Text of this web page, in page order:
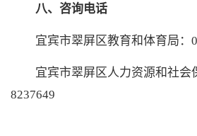
八、 咨询电话
宜宾市翠屏区教育和体育局：
宜宾市翠屏区人力资源和社会
8237649